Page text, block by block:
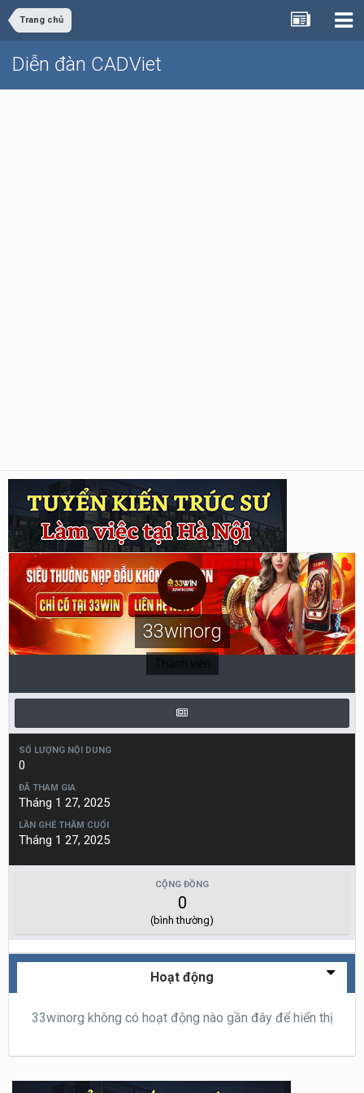
Trang chủ
Diễn đàn CADViet
33winorg
Thành viên
SỐ LƯỢNG NỘI DUNG
0
ĐÃ THAM GIA
Tháng 1 27, 2025
LẦN GHÉ THĂM CUỐI
Tháng 1 27, 2025
CỘNG ĐỒNG
0
(bình thường)
Hoạt động
33winorg không có hoạt động nào gần đây để hiển thị